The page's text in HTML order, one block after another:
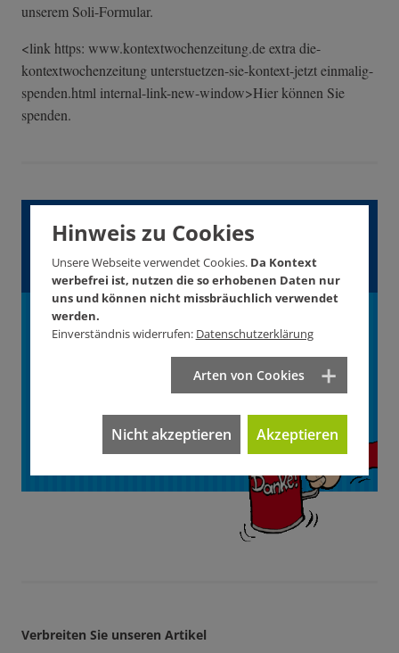
unserem Soli-Formular.
<link https: www.kontextwochenzeitung.de extra die-
kontextwochenzeitung unterstuetzen-s­ie-kontext-jetz­t einmalig-
spenden.html internal-link-new-window>Hier können Sie
spenden.
Gefällt Ihnen dieser
Artikel?
KONTEXT!
Wie? Hier! Jetzt!
Verbreiten Sie unseren Artikel
Hinweis zu Cookies
Unsere Webseite verwendet Cookies. Da Kontext
werbefrei ist, nutzen die so erhobenen Daten nur
uns und können nicht missbräuchlich verwendet
werden.
Einverständnis widerrufen: Datenschutzerklärung
Arten von Cookies
Nicht akzeptieren Akzeptieren